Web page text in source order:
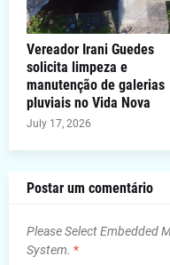
Vereador Irani Guedes
solicita limpeza e
manutenção de galerias
pluviais no Vida Nova
July 17, 2026
Postar um comentário
Please Select Embedded
System. *